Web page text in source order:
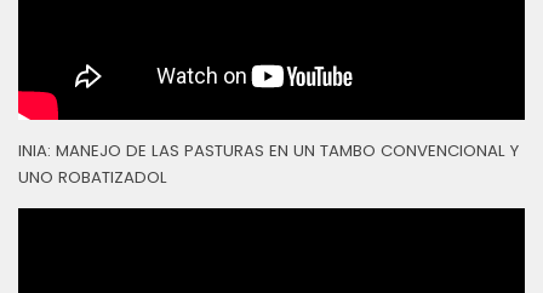
INIA: MANEJO DE LAS PASTURAS EN UN TAMBO CONVENCIONAL Y
UNO ROBATIZADOL